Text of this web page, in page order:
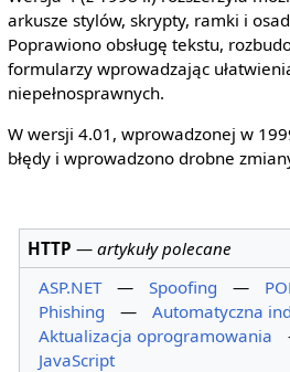
arkusze stylów, skrypty, ramki i
Poprawiono obsługę tekstu,
formularzy wprowadzając
niepełnosprawnych.
W wersji 4.01, wprowadzonej w
błędy i wprowadzono drobne
HTTP —artykuły polecane
ASP.NET
— Spoofing —
Phishing
— Automatyczna
Aktualizacja oprogramowania
JavaScript